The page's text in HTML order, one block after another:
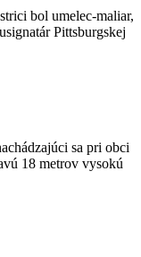
bol umelec-maliar,
Pittsburgskej
sa pri obci
18 metrov vysokú